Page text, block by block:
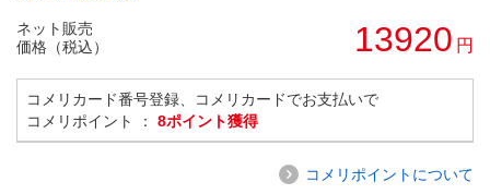
ネット販売
価格（税込）
13920 円
コメリカード番号登録、コメリカードでお支払いで
コメリポイント ： 8ポイント獲得
コメリポイントについて